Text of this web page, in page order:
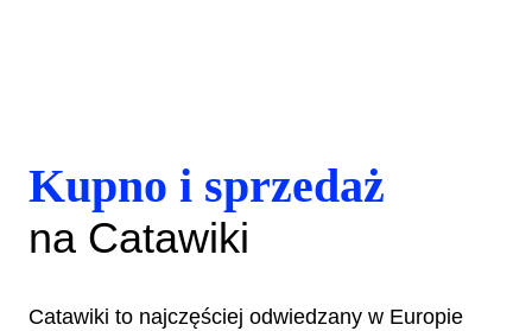
Kupno i sprzedaż
na Catawiki
Catawiki to najczęściej odwiedzany w Europie